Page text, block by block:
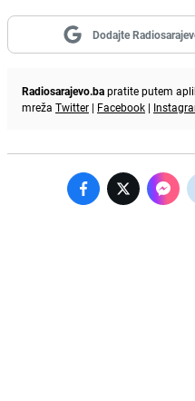
Dodajte
Radiosarajevo.bapratite putem
mreža Twitter | Facebook |